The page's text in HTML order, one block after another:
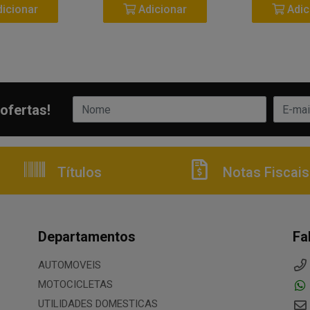
Adicionar
Títulos Notas Fiscais
Departamentos
AUTOMOVEIS
MOTOCICLETAS
UTILIDADES DOMESTICAS